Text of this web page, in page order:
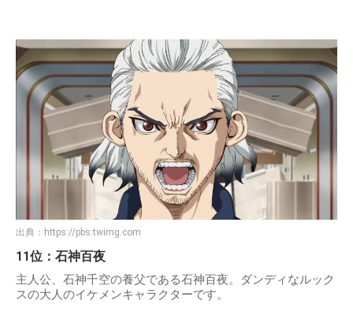
出典： https://pbs.twimg.com
11位：石神百夜
主人公、石神千空の養父である石神百夜。ダンディなルック
スの大人のイケメンキャラクターです。